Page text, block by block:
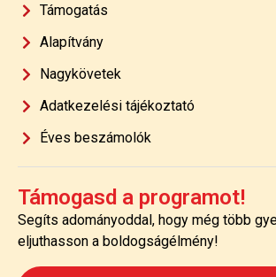
Támogatás
Alapítvány
Nagykövetek
Adatkezelési tájékoztató
Éves beszámolók
Támogasd a programot!
Segíts adományoddal, hogy még több
eljuthasson a boldogságélmény!